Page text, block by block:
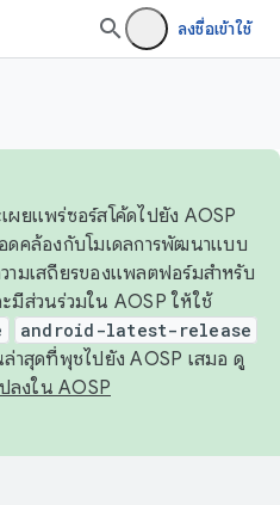
ลงชื่อเข้าใช้
ผยแพร่ซอร์สโค้ดไปยัง AOSP
ดคล้องกับโมเดลการพัฒนาแบบ
มเสถียรของแพลตฟอร์มสำหรับ
มีส่วนร่วมใน AOSP ให้ใช้
android-latest-release
าสุดที่พุชไปยัง AOSP เสมอ ดู
ลงใน AOSP